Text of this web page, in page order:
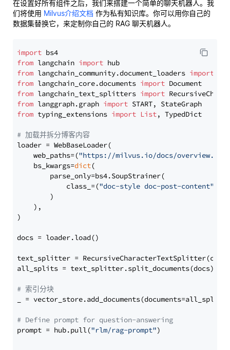
在设置好所有组件之后，我们来搭建一个简单的聊天机器人。我
们将使用 Milvus介绍文档 作为私有知识库。你可以用你自己的
数据集替换它，来定制你自己的 RAG 聊天机器人。
import
from langchain import
from langchain_community.document_loaders import
from langchain_core.documents import
from langchain_text_splitters import
from langgraph.graph import
from typing_extensions import List, TypedDict
# 加载并拆分博客内容
loader = WebBaseLoader(
    web_paths=(
"https://milvus.io/docs/overview.md"
    bs_kwargs=
dict(
        parse_only=bs4.SoupStrainer(
            class_=(
"doc-style doc-post-content"
        )
    ),
)
docs = loader.load()
text_splitter =
all_splits = text_splitter.split_documents(docs)
# 索引分块
_ = vector_store.add_documents(documents=all_splits)
# Define prompt for question-answering
prompt = hub.pull("rlm/rag-prompt")